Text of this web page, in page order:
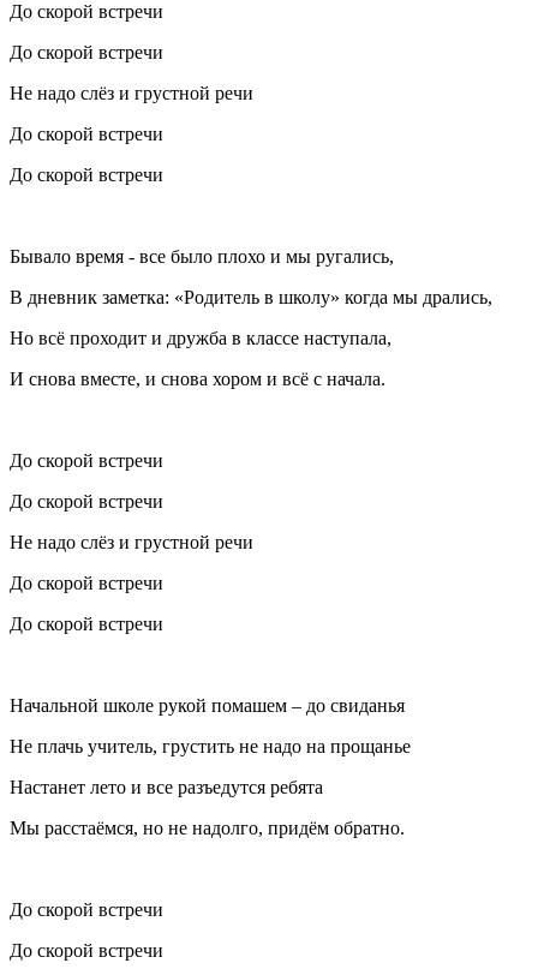
До скорой встречи
До скорой встречи
Не надо слёз и грустной речи
До скорой встречи
До скорой встречи
Бывало время - все было плохо и мы ругались,
В дневник заметка: «Родитель в школу» когда мы дрались,
Но всё проходит и дружба в классе наступала,
И снова вместе, и снова хором и всё с начала.
До скорой встречи
До скорой встречи
Не надо слёз и грустной речи
До скорой встречи
До скорой встречи
Начальной школе рукой помашем – до свиданья
Не плачь учитель, грустить не надо на прощанье
Настанет лето и все разъедутся ребята
Мы расстаёмся, но не надолго, придём обратно.
До скорой встречи
До скорой встречи